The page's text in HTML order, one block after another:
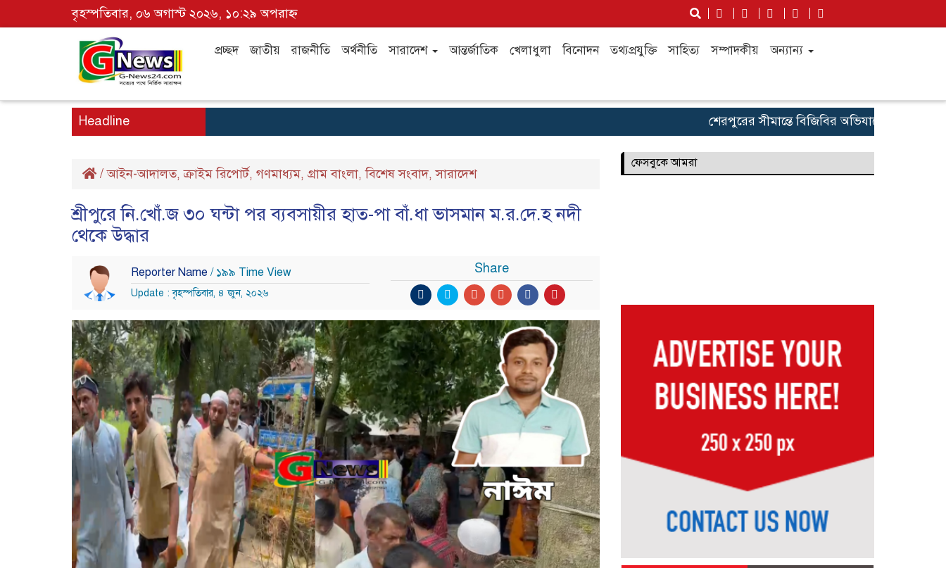
বৃহস্পতিবার, ০৬ অগাস্ট ২০২৬, ১০:২৯ অপরাহ্ন
প্রচ্ছদ জাতীয় রাজনীতি অর্থনীতি সারাদেশ আন্তর্জাতিক খেলাধুলা বিনোদন তথ্যপ্রযুক্তি সাহিত্য সম্পাদকীয় অন্যান্য
Headline শেরপুরের সীমান্তে বিজিবির অভিযানে প্রায় কোটি
/আইন-আদালত,ক্রাইম রিপোর্ট, গণমাধ্যম, গ্রাম বাংলা,বিশেষ সংবাদ,সারাদেশ
শ্রীপুরে নি.খোঁ.জ ৩০ ঘন্টা পর ব্যবসায়ীর হাত-পা বাঁ.ধা ভাসমান ম.র.দে.হ নদী
থেকে উদ্ধার
Reporter Name / ১৯৯ Time View
Update : বৃহস্পতিবার, ৪ জুন, ২০২৬
Share
ফেসবুকে আমরা